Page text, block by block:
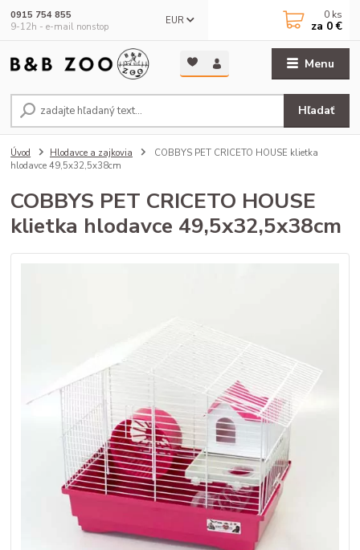
Menu
EUR
Hľadať
0915 754 855
9-12h - e-mail nonstop
0 ks
za 0 €
Úvod Hlodavce a zajkovia
COBBYS PET CRICETO HOUSE klietka
hlodavce 49,5x32,5x38cm
COBBYS PET CRICETO HOUSE
klietka hlodavce 49,5x32,5x38cm